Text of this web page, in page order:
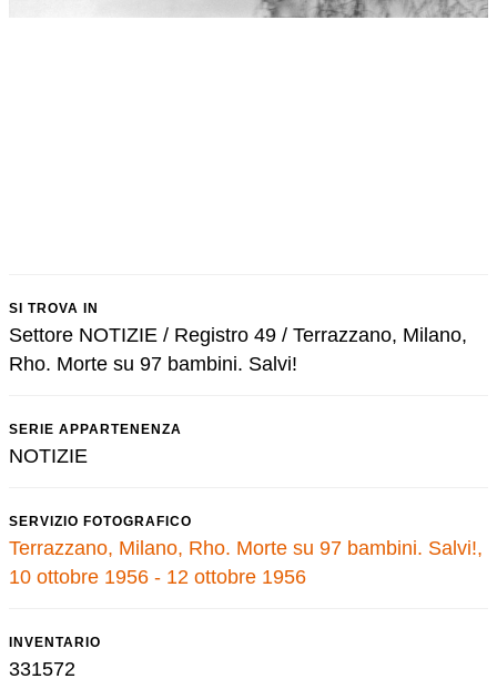
SI TROVA IN
Settore NOTIZIE / Registro 49 / Terrazzano, Milano,
Rho. Morte su 97 bambini. Salvi!
SERIE APPARTENENZA
NOTIZIE
SERVIZIO FOTOGRAFICO
Terrazzano, Milano, Rho. Morte su 97 bambini. Salvi!,
10 ottobre 1956 - 12 ottobre 1956
INVENTARIO
331572